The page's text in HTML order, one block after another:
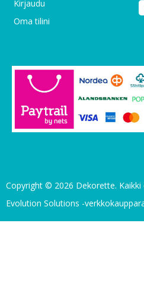
Kirjaudu
Oma tilini
Copyright © 2026 Dekorette. Kaikki
Evolution Solutions -